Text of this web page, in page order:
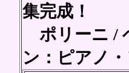
集完成！
ポリーニ /
ン：ピアノ